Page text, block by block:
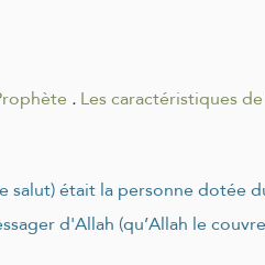
.Les caractéristiques
salut) était la personne dotée
d'Allah (qu’Allah le